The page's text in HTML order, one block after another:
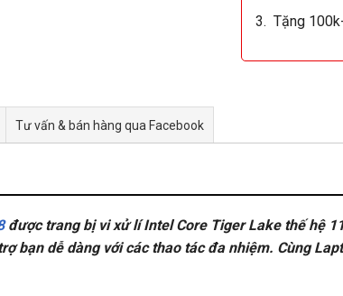
Tặng
Tư vấn & bán hàng qua Facebook
được trang bị vi xử lí Intel Core Tiger Lake thế hệ
bạn dễ dàng với các thao tác đa nhiệm. Cùng